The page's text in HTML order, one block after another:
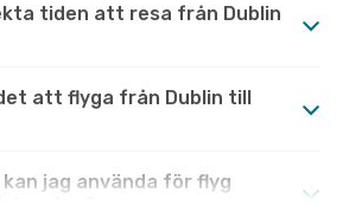
tiden att resa från Dublin
att flyga från Dublin till
jag använda för flyg